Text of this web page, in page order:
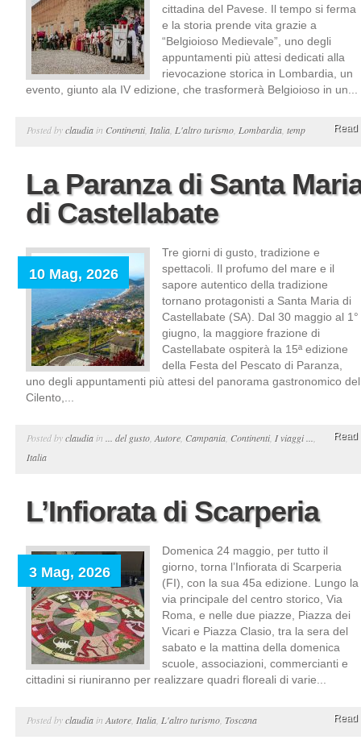
cittadina del Pavese. Il tempo si ferma
e la storia prende vita grazie a
“Belgioioso Medievale”, uno degli
appuntamenti più attesi dedicati alla
rievocazione storica in Lombardia, un
evento, giunto ala IV edizione, che trasformerà Belgioioso in un...
Posted byclaudia in Continenti, Italia L'altro turismo Lombardia temp Read
La Paranza di Santa
di Castellabate
10 Mag, 2026
Tre giorni di gusto, tradizione e
spettacoli. Il profumo del mare e il
sapore autentico della tradizione
tornano protagonisti a Santa Maria di
Castellabate (SA). Dal 30 maggio al 1°
giugno, la maggiore frazione di
Castellabate ospiterà la 15ª edizione
della Festa del Pescato di Paranza,
uno degli appuntamenti più attesi del panorama gastronomico del
Cilento,...
Posted byclaudia in ... del gusto Autore Campania Continenti, I viaggi ...
Italia
Read
L’Infiorata di Scarperia
3 Mag, 2026
Domenica 24 maggio, per tutto il
giorno, torna l’Infiorata di Scarperia
(FI), con la sua 45a edizione. Lungo la
via principale del centro storico, Via
Roma, e nelle due piazze, Piazza dei
Vicari e Piazza Clasio, tra la sera del
sabato e la mattina della domenica
scuole, associazioni, commercianti e
cittadini si riuniranno per realizzare quadri floreali di varie...
Posted byclaudia in Autore Italia L'altro turismo Toscana Read